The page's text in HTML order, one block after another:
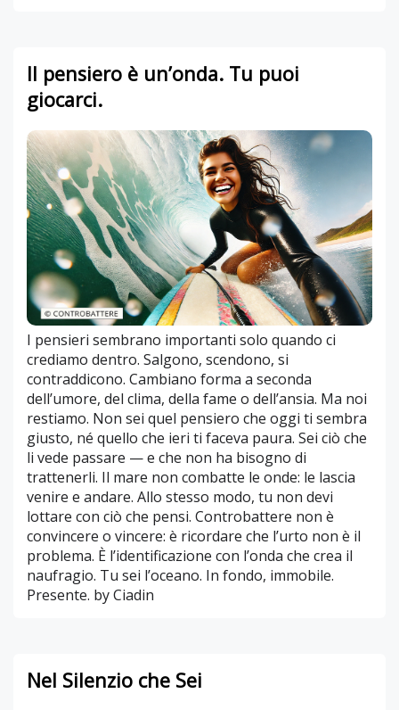
Il pensiero è un’onda. Tu puoi
giocarci.
I pensieri sembrano importanti solo quando ci
crediamo dentro. Salgono, scendono, si
contraddicono. Cambiano forma a seconda
dell’umore, del clima, della fame o dell’ansia. Ma noi
restiamo. Non sei quel pensiero che oggi ti sembra
giusto, né quello che ieri ti faceva paura. Sei ciò che
li vede passare — e che non ha bisogno di
trattenerli. Il mare non combatte le onde: le lascia
venire e andare. Allo stesso modo, tu non devi
lottare con ciò che pensi. Controbattere non è
convincere o vincere: è ricordare che l’urto non è il
problema. È l’identificazione con l’onda che crea il
naufragio. Tu sei l’oceano. In fondo, immobile.
Presente. by Ciadin
Nel Silenzio che Sei